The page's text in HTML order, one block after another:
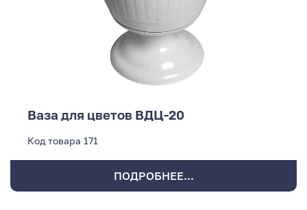
Ваза для цветов ВДЦ-20
Код товара 171
ПОДРОБНЕЕ...